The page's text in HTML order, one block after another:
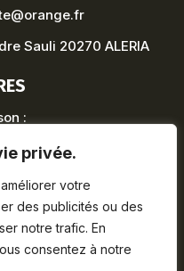
privée.
votre
des publicités ou des
notre trafic. En
consentez à notre
Sauli 20270 ALERIA
:
:
19h